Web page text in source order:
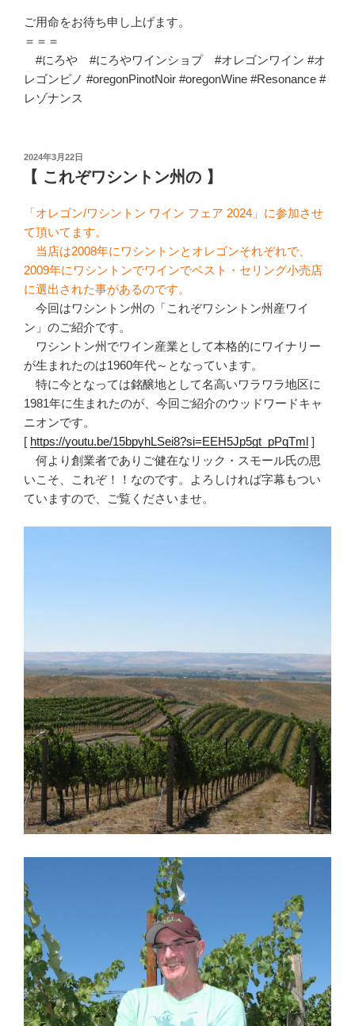
ご用命をお待ち申し上げます。
＝＝＝
#にろや #にろやワインショプ #オレゴンワイン #オ
レゴンピノ #oregonPinotNoir #oregonWine #Resonance #
レゾナンス
投
日:
2024年3月22日
【 これぞワシントン州の 】
「オレゴン/ワシントン ワイン フェア 2024」に参加させ
て頂いてます。
当店は2008年にワシントンとオレゴンそれぞれで、
2009年にワシントンでワインでベスト・セリング小売店
に選出された事があるのです。
今回はワシントン州の「これぞワシントン州産ワイ
ン」のご紹介です。
ワシントン州でワイン産業として本格的にワイナリー
が生まれたのは1960年代～となっています。
特に今となっては銘醸地として名高いワラワラ地区に
1981年に生まれたのが、今回ご紹介のウッドワードキャ
ニオンです。
[ https://youtu.be/15bpyhLSei8?si=EEH5Jp5gt_pPqTml ]
何より創業者でありご健在なリック・スモール氏の思
いこそ、これぞ！！なのです。よろしければ字幕もつい
ていますので、ご覧くださいませ。